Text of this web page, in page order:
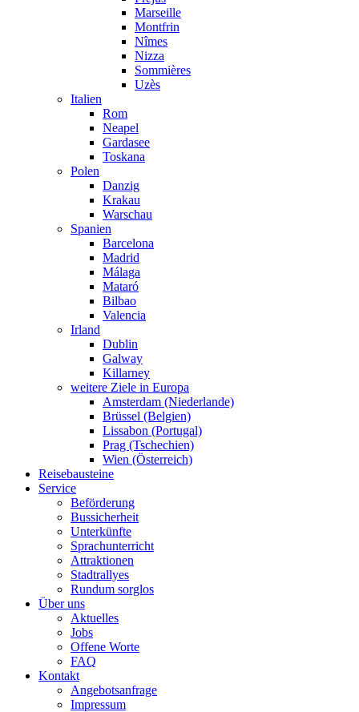
Marseille
Montfrin
Nîmes
Nizza
Sommières
Uzès
Italien
Rom
Neapel
Gardasee
Toskana
Polen
Danzig
Krakau
Warschau
Spanien
Barcelona
Madrid
Málaga
Mataró
Bilbao
Valencia
Irland
Dublin
Galway
Killarney
weitere Ziele in Europa
Amsterdam (Niederlande)
Brüssel (Belgien)
Lissabon (Portugal)
Prag (Tschechien)
Wien (Österreich)
Reisebausteine
Service
Beförderung
Bussicherheit
Unterkünfte
Sprachunterricht
Attraktionen
Stadtrallyes
Rundum sorglos
Über uns
Aktuelles
Jobs
Offene Worte
FAQ
Kontakt
Angebotsanfrage
Impressum